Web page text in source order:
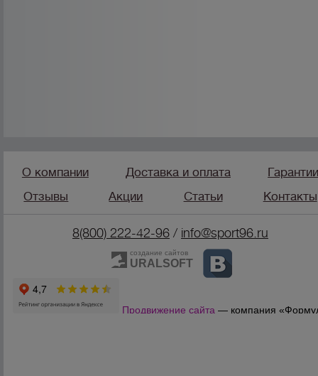
О компании Доставка и оплата
Отзывы
Акции Статьи Контакты
8(800) 222-42-96/ info@sport96.ru
создание сайтов
URALSOFT
Продвижение сайта — компания